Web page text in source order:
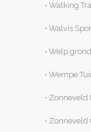
• Walking
• Walvis
• Welp
• Wempe
• Zonneveld
• Zonneveld